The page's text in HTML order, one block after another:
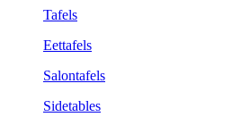
Tafels
Eettafels
Salontafels
Sidetables